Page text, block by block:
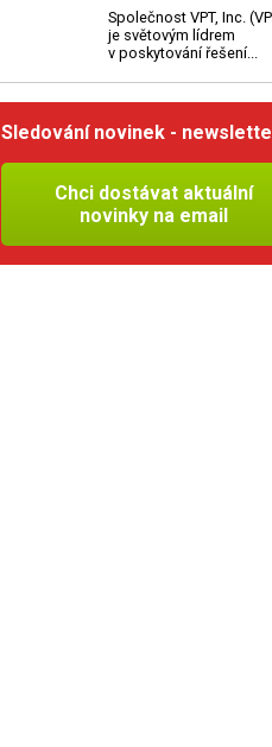
Společnost VPT, Inc.
je světovým lídrem
v poskytování řešení...
Sledování novinek -
Chci dostávat aktuální
novinky na email